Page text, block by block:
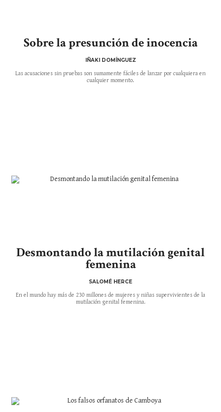
Sobre la presunción de inocencia
IÑAKI DOMÍNGUEZ
Las acusaciones sin pruebas son sumamente fáciles de lanzar por cualquiera en
cualquier momento.
Desmontando la mutilación genital
femenina
SALOMÉ HERCE
En el mundo hay más de 230 millones de mujeres y niñas supervivientes de la
mutilación genital femenina.